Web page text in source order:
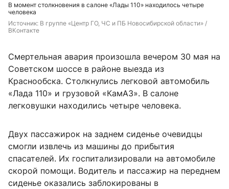
В момент столкновения в салоне «Лады 110» находилось четыре
человека
Источник: В группе «Центр ГО, ЧС и ПБ Новосибирской области» /
ВКонтакте
Смертельная авария произошла вечером 30 мая на
Советском шоссе в районе выезда из
Краснообска. Столкнулись легковой автомобиль
«Лада 110» и грузовой «КамАЗ». В салоне
легковушки находились четыре человека.
Двух пассажирок на заднем сиденье очевидцы
смогли извлечь из машины до прибытия
спасателей. Их госпитализировали на автомобиле
скорой помощи. Водитель и пассажир на переднем
сиденье оказались заблокированы в